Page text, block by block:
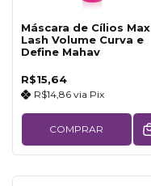
Máscara de Cílios Max
Lash Volume Curva e
Define Mahav
R$15,64
R$14,86 via Pix
COMPRAR